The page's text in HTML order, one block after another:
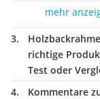
mehr
richtige
Test oder
Kommentare